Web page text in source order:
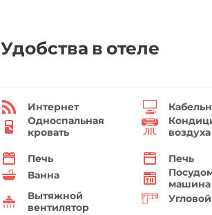
Удобства в отеле
Интернет
Односпальная
кровать
воздуха
Печь
Печь
Ванна
машина
Вытяжной
вентилятор